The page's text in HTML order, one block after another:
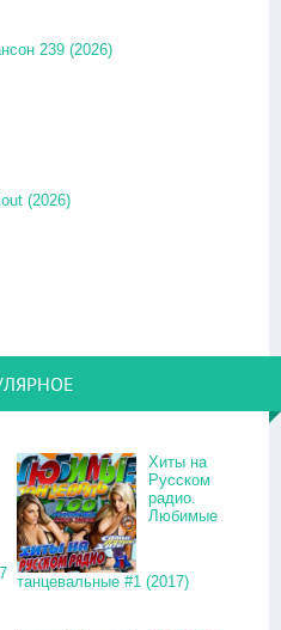
239 (2026)
(2026)
Хиты на
Русском
радио.
Любимые
танцевальные #1 (2017)